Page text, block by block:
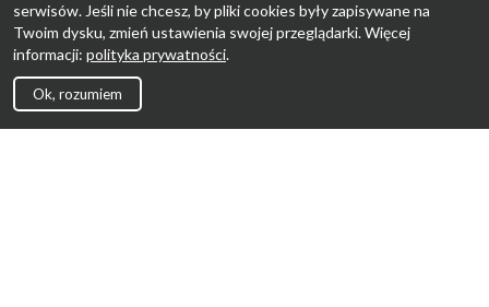
serwisów. Jeśli nie chcesz, by pliki cookies były zapisywane na
Twoim dysku, zmień ustawienia swojej przeglądarki. Więcej
informacji: polityka prywatności.
Ok, rozumiem